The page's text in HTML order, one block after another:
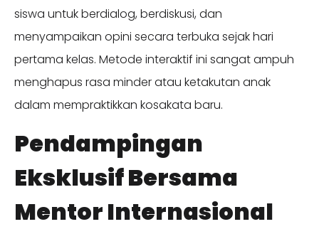
siswa untuk berdialog, berdiskusi, dan
menyampaikan opini secara terbuka sejak hari
pertama kelas. Metode interaktif ini sangat ampuh
menghapus rasa minder atau ketakutan anak
dalam mempraktikkan kosakata baru.
Pendampingan
Eksklusif Bersama
Mentor Internasional